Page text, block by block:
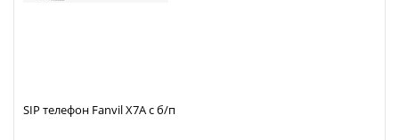
SIP телефон Fanvil X7A с б/п